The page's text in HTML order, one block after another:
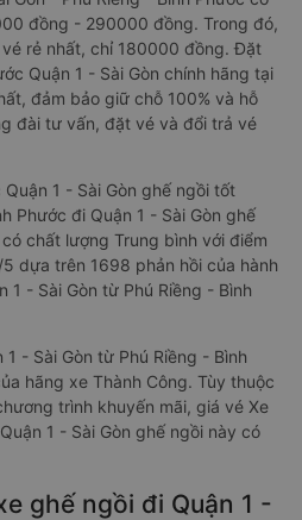
đồng - 290000 đồng. Trong đó,
rẻ nhất, chỉ 180000 đồng. Đặt
Quận 1 - Sài Gòn chính hãng tại
đảm bảo giữ chỗ 100% và hỗ
đài tư vấn, đặt vé và đổi trả vé
1 - Sài Gòn ghế ngồi tốt
Phước đi Quận 1 - Sài Gòn ghế
chất lượng Trung bình với điểm
dựa trên 1698 phản hồi của hành
1 - Sài Gòn từ Phú Riềng - Bình
- Sài Gòn từ Phú Riềng - Bình
hãng xe Thành Công. Tùy thuộc
trình khuyến mãi, giá vé Xe
1 - Sài Gòn ghế ngồi này có
ghế ngồi đi Quận 1 -